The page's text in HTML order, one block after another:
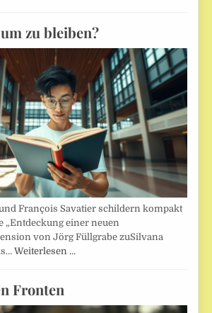
zu bleiben?
François Savatier schildern kompakt
einer neuen
von Jörg Füllgrabe zuSilvana
Weiterlesen …
Fronten